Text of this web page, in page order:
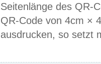
Seitenlänge des QR-
QR-Code von 4cm ×
ausdrucken, so setzt